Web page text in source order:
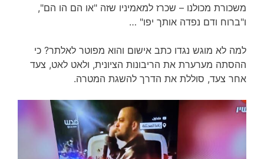
משכורת מכולנו – שכרז למאמיניו שזה "או הם הו הם",
ו"ברוח ודם נפדה אותך יפו" …
למה לא מוגש נגדו כתב אישום והוא מפוטר לאלתר? כי
ההסתה מערערת את הריבונות הציונית, ולאט לאט, צעד
אחר צעד, סוללת את הדרך להשגת המטרה.